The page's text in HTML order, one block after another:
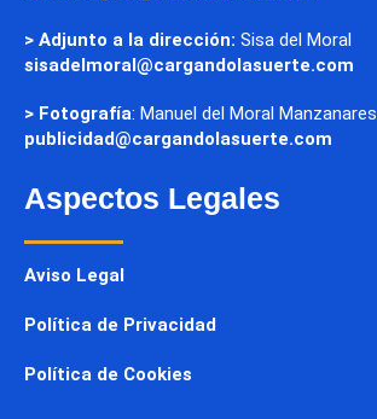
> Adjunto a la dirección: Sisa del Moral
sisadelmoral@cargandolasuerte.com
> Fotografía: Manuel del Moral Manzanares
publicidad@cargandolasuerte.com
Aspectos Legales
Aviso Legal
Política de Privacidad
Política de Cookies